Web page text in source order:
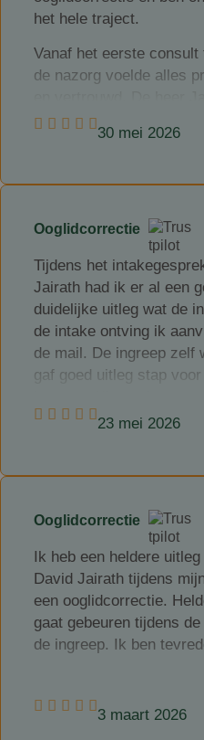
Heel hartelijk bedankt
Ik had mij geen beter
het hele traject.
Vanaf het eerste
de nazorg voelde alles
kundige arts met veel
weet precies waar hij
absoluut 5 sterren
met het resultaat van de
klachten zijn verdwenen
stuk beter door.
Mijn complimenten en
30 mei 2026
Ooglidcorrectie
Tijdens het
Jairath had ik er al een
duidelijke uitleg wat de
de intake ontving ik
de mail. De ingreep zelf
gaf goed uitleg stap
verdoving. We hadden
week zijn de hechtingen
tevreden met het
23 mei 2026
Ooglidcorrectie
Ik heb een heldere
David Jairath tijdens
een ooglidcorrectie.
gaat gebeuren tijdens
de ingreep. Ik ben
3 maart 2026